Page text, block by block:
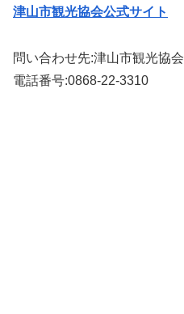
津山市観光協会公式サイト
問い合わせ先:津山市観光協会
電話番号:0868-22-3310